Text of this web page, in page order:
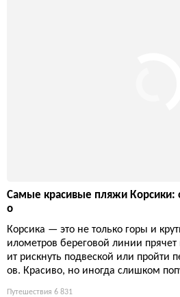
Самые красивые пляжи Корсики:
о
Корсика — это не только горы и
илометров береговой линии
ит рискнуть подвеской или пройти
ов. Красиво, но иногда слишком
Путешествия 6 831